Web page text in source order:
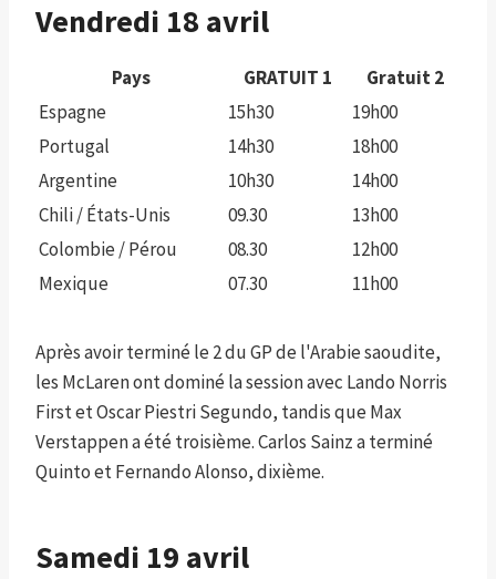
Vendredi 18 avril
Pays GRATUIT 1
Gratuit 2
Espagne
15h30
19h00
Portugal
14h30
18h00
Argentine
10h30
14h00
Chili / États-Unis
09.30
13h00
Colombie / Pérou
08.30
12h00
Mexique
07.30 11h00
Après avoir terminé le 2 du GP de l'Arabie saoudite,
les McLaren ont dominé la session avec Lando Norris
First et Oscar Piestri Segundo, tandis que Max
Verstappen a été troisième. Carlos Sainz a terminé
Quinto et Fernando Alonso, dixième.
Samedi 19 avril